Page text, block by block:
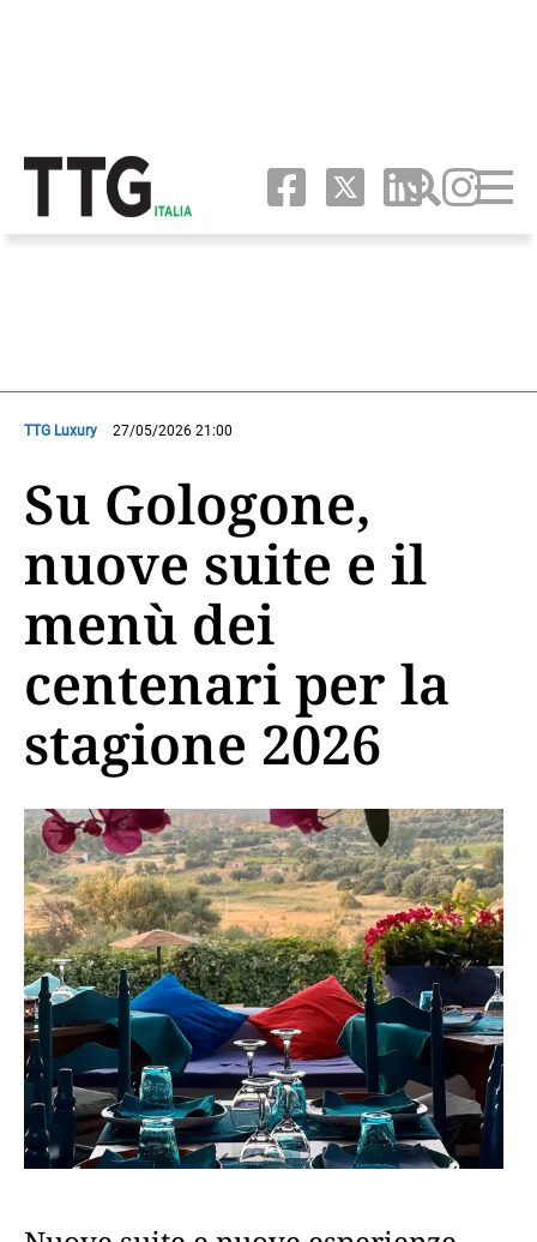
TTG Luxury 27/05/2026 21:00
Su Gologone,
nuove suite e il
menù dei
centenari per la
stagione 2026